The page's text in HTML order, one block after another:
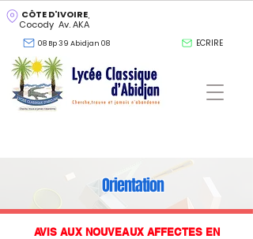
CÔTE D'IVOIRE
Cocody Av. AKA
08 Bp 39 Abidjan 08 ECRIRE
Orientation
AVIS AUX NOUVEAUX AFFECTES EN